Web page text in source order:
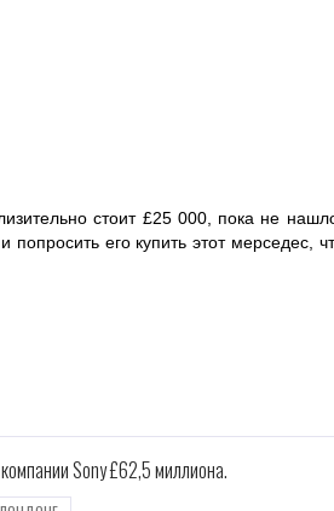
стоит £25 000, пока не
его купить этот мерседес,
Sony £62,5 миллиона.